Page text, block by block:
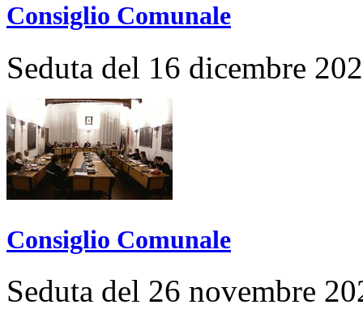
Consiglio Comunale
Seduta del 16 dicembre
Consiglio Comunale
Seduta del 26 novembre